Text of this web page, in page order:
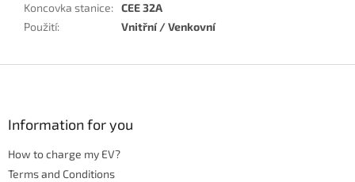
Koncovka stanice: CEE 32A
Použití: Vnitřní / Venkovní
Information for you
How to charge my EV?
Terms and Conditions